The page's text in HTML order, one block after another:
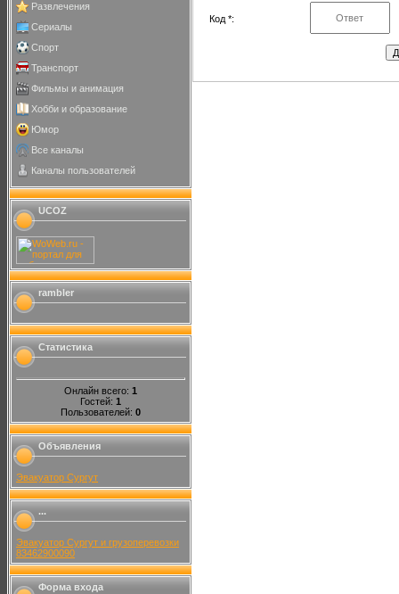
Развлечения
Сериалы
Спорт
Транспорт
Фильмы и анимация
Хобби и образование
Юмор
Все каналы
Каналы пользователей
UCOZ
rambler
Статистика
Онлайн всего: 1
Гостей: 1
Пользователей: 0
Объявления
Эвакуатор Сургут
...
Эвакуатор Сургут и грузоперевозки
83462900090
Форма входа
Код *: